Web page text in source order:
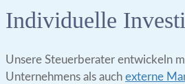
Individuelle
Unsere Steuerberater entwickeln
Unternehmens als auch externe